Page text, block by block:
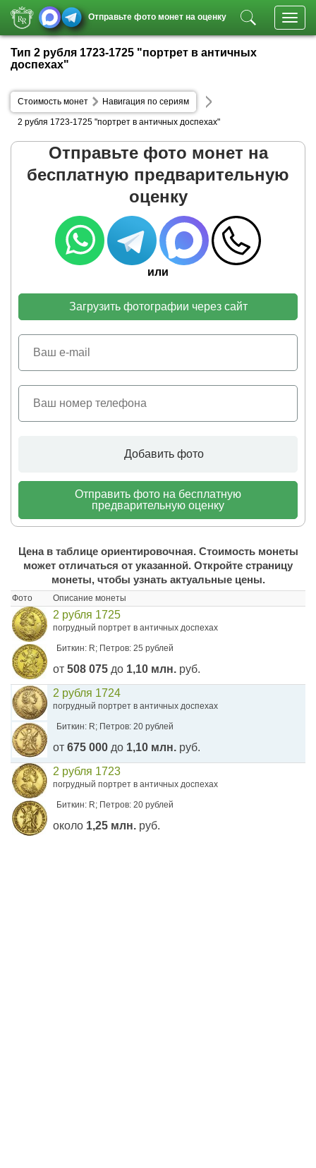
Отправьте фото монет на оценку
Тип 2 рубля 1723-1725 "портрет в античных
доспехах"
Стоимость монет Навигация по сериям
2 рубля 1723-1725 "портрет в античных доспехах"
Отправьте фото монет на
бесплатную предварительную
оценку
или
Загрузить фотографии через сайт
Добавить фото
Отправить фото на бесплатную
предварительную оценку
Цена в таблице ориентировочная. Стоимость монеты
может отличаться от указанной. Откройте страницу
монеты, чтобы узнать актуальные цены.
Фото Описание монеты
2 рубля 1725
погрудный портрет в античных доспехах
Биткин: R; Петров: 25 рублей
от 508 075 до 1,10 млн. руб.
2 рубля 1724
погрудный портрет в античных доспехах
Биткин: R; Петров: 20 рублей
от 675 000 до 1,10 млн. руб.
2 рубля 1723
погрудный портрет в античных доспехах
Биткин: R; Петров: 20 рублей
около 1,25 млн. руб.